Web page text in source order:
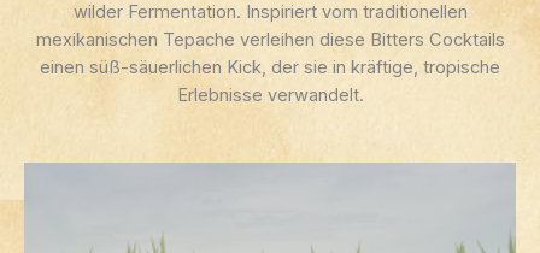
wilder Fermentation. Inspiriert vom traditionellen
mexikanischen Tepache verleihen diese Bitters Cocktails
einen süß-säuerlichen Kick, der sie in kräftige, tropische
Erlebnisse verwandelt.